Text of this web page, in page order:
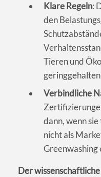
Klare Regeln:
den
Tieren und
Verbindliche
dann, wenn
nicht als
Greenwashing
Der